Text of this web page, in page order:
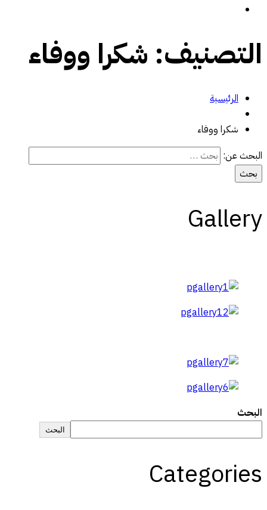
التصنيف: شكرا ووفاء
الرئيسية
شكرا ووفاء
البحث عن:
Gallery
البحث
البحث
Categories